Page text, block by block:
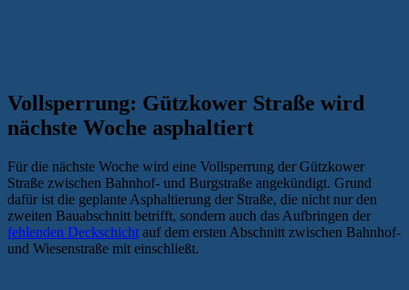
Vollsperrung: Gützkower Straße wird
nächste Woche asphaltiert
Für die nächste Woche wird eine Vollsperrung der Gützkower
Straße zwischen Bahnhof- und Burgstraße angekündigt. Grund
dafür ist die geplante Asphaltierung der Straße, die nicht nur den
zweiten Bauabschnitt betrifft, sondern auch das Aufbringen der
fehlenden Deckschicht auf dem ersten Abschnitt zwischen Bahnhof-
und Wiesenstraße mit einschließt.